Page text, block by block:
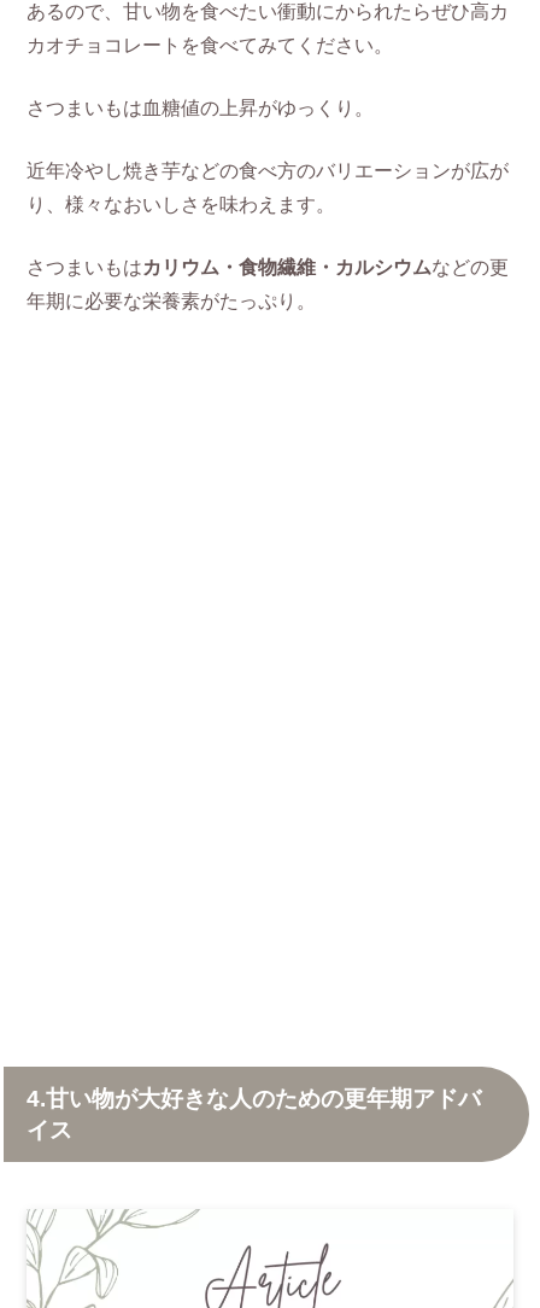
あるので、甘い物を食べたい衝動にかられたらぜひ高カ
カオチョコレートを食べてみてください。
さつまいもは血糖値の上昇がゆっくり。
近年冷やし焼き芋などの食べ方のバリエーションが広が
り、様々なおいしさを味わえます。
さつまいもはカリウム・食物繊維・カルシウムなどの更
年期に必要な栄養素がたっぷり。
4.甘い物が大好きな人のための更年期アドバ
イス